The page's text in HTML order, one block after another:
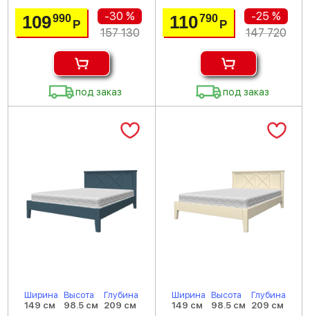
109990Р
-30 %
157 130
под заказ
110790 Р
-25 %
147 720
под заказ
Ширина
149 см
Высота
98.5 см
Глубина
209 см
Ширина
149 см
Высота
98.5 см
Глубина
209 см